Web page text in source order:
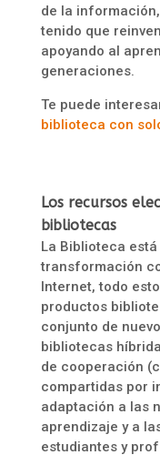
de la
tenido que
apoyando al
generaciones.
Te puede
biblioteca con
Los recursos
bibliotecas
La Biblioteca
transformación
Internet, todo
productos
conjunto de
bibliotecas
de cooperación
compartidas por
adaptación a las
aprendizaje y a
estudiantes y